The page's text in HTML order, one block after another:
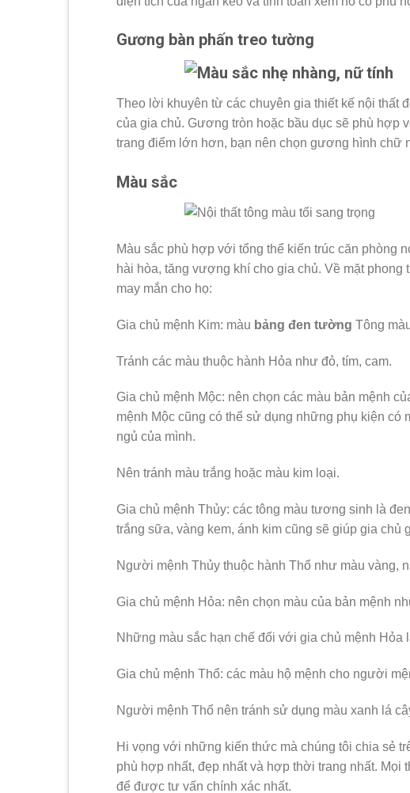
Gương bàn phấn treo tường
Theo lời khuyên từ các chuyên gia thiết kế nội thất
của gia chủ. Gương tròn hoặc bầu dục sẽ phù
trang điểm lớn hơn, bạn nên chọn gương hình chữ
Màu sắc
Màu sắc phù hợp với tổng thể kiến ​​trúc căn phòng
hài hòa, tăng vượng khí cho gia chủ. Về mặt
may mắn cho họ:
Gia chủ mệnh Kim: màu bảng đen tường Tông
Tránh các màu thuộc hành Hỏa như đỏ, tím, cam.
Gia chủ mệnh Mộc: nên chọn các màu bản mệnh
mệnh Mộc cũng có thể sử dụng những phụ kiện
ngủ của mình.
Nên tránh màu trắng hoặc màu kim loại.
Gia chủ mệnh Thủy: các tông màu tương sinh là
trắng sữa, vàng kem, ánh kim cũng sẽ giúp gia chủ
Người mệnh Thủy thuộc hành Thổ như màu vàng,
Gia chủ mệnh Hỏa: nên chọn màu của bản mệnh
Những màu sắc hạn chế đối với gia chủ mệnh Hỏa
Gia chủ mệnh Thổ: các màu hộ mệnh cho người
Người mệnh Thổ nên tránh sử dụng màu xanh lá
Hi vọng với những kiến ​​thức mà chúng tôi chia sẻ
phù hợp nhất, đẹp nhất và hợp thời trang nhất. Mọi
để được tư vấn chính xác nhất.